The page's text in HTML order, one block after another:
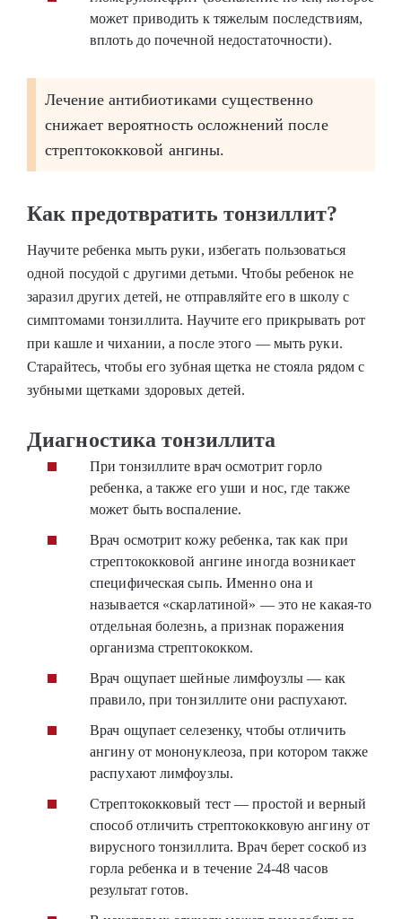
может приводить к тяжелым последствиям,
вплоть до почечной недостаточности).
Лечение антибиотиками существенно
снижает вероятность осложнений после
стрептококковой ангины.
Как предотвратить тонзиллит?
Научите ребенка мыть руки, избегать пользоваться
одной посудой с другими детьми. Чтобы ребенок не
заразил других детей, не отправляйте его в школу с
симптомами тонзиллита. Научите его прикрывать рот
при кашле и чихании, а после этого — мыть руки.
Старайтесь, чтобы его зубная щетка не стояла рядом с
зубными щетками здоровых детей.
Диагностика тонзиллита
При тонзиллите врач осмотрит горло
ребенка, а также его уши и нос, где также
может быть воспаление.
Врач осмотрит кожу ребенка, так как при
стрептококковой ангине иногда возникает
специфическая сыпь. Именно она и
называется «скарлатиной» — это не какая-то
отдельная болезнь, а признак поражения
организма стрептококком.
Врач ощупает шейные лимфоузлы — как
правило, при тонзиллите они распухают.
Врач ощупает селезенку, чтобы отличить
ангину от мононуклеоза, при котором также
распухают лимфоузлы.
Стрептококковый тест — простой и верный
способ отличить стрептококковую ангину от
вирусного тонзиллита. Врач берет соскоб из
горла ребенка и в течение 24-48 часов
результат готов.